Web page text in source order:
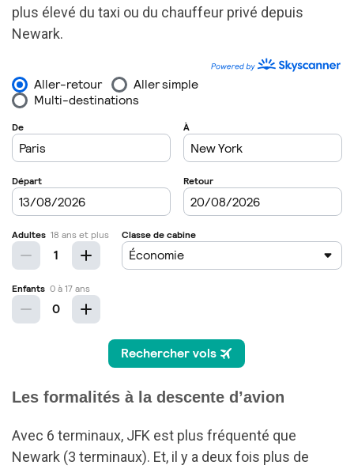
plus élevé du taxi ou du chauffeur privé depuis
Newark.
Les formalités à la descente d’avion
Avec 6 terminaux, JFK est plus fréquenté que
Newark (3 terminaux). Et, il y a deux fois plus de